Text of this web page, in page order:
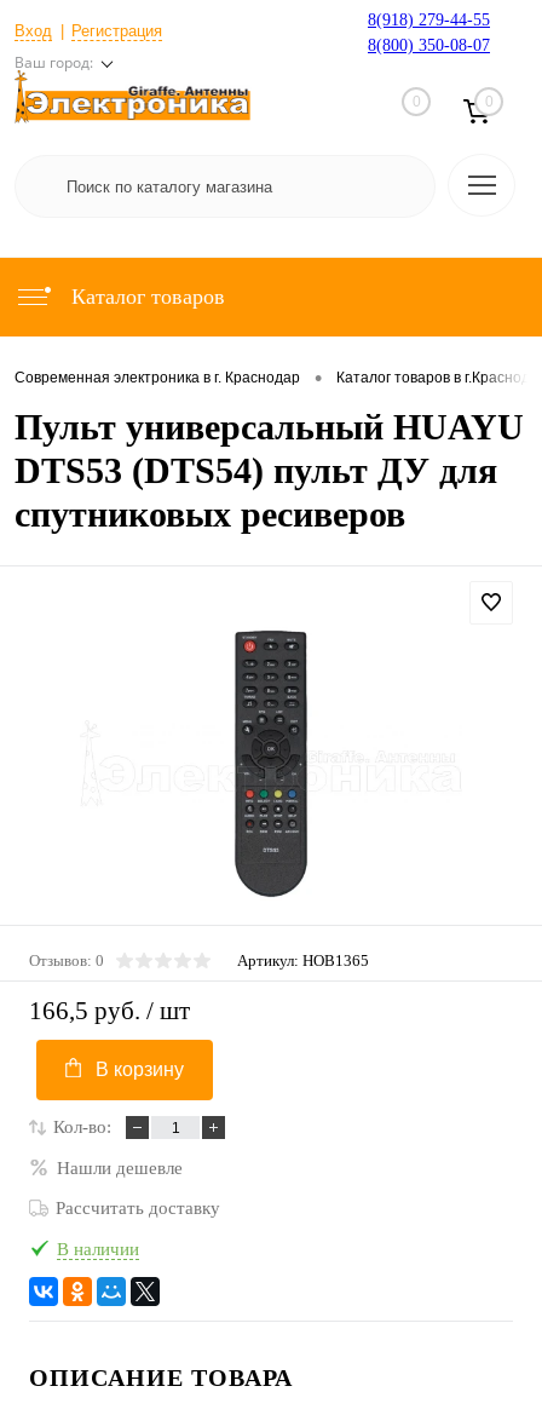
Вход Регистрация
Ваш город:
8(918) 279-44-55
8(800) 350-08-07
0 0
Каталог товаров
Современная электроника в г. Краснодар • Каталог товаров в
Пульт универсальный HUAYU
DTS53 (DTS54) пульт ДУ для
спутниковых ресиверов
Отзывов: 0 Артикул: HOB1365
166,5 руб. / шт
В корзину
Кол-во:
Нашли дешевле
Рассчитать доставку
В наличии
ОПИСАНИЕ ТОВАРА